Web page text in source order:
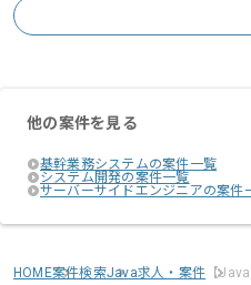
他の案件を見る
基幹業務システムの案件一覧
システム開発の案件一覧
サーバーサイドエンジニアの案件
HOME案件検索Java求人・案件 【